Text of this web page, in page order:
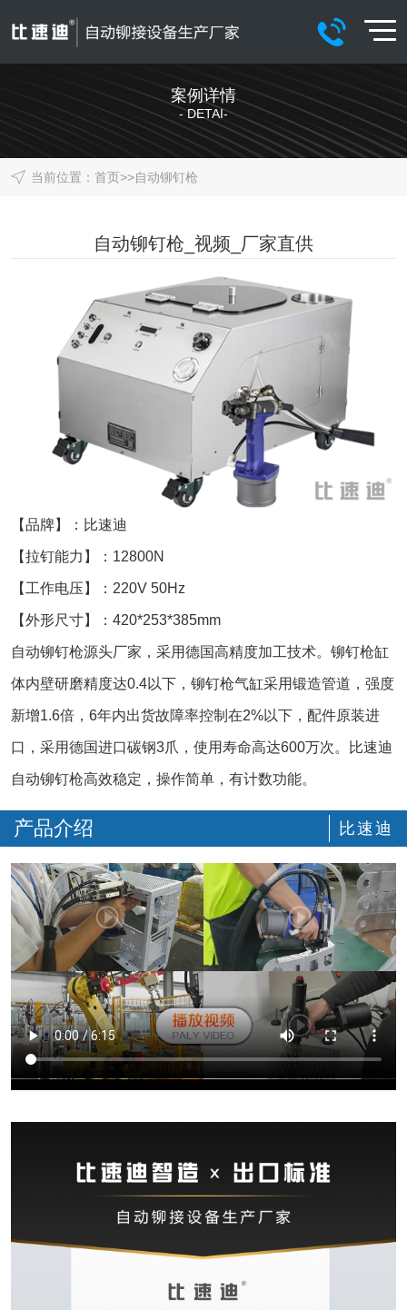
案例详情
- DETAI-
当前位置： 首页>>自动铆钉枪
自动铆钉枪_视频_厂家直供
【品牌】：比速迪
【拉钉能力】：12800N
【工作电压】：220V 50Hz
【外形尺寸】：420*253*385mm
自动铆钉枪源头厂家，采用德国高精度加工技术。铆钉枪缸
体内壁研磨精度达0.4以下，铆钉枪气缸采用锻造管道，强度
新增1.6倍，6年内出货故障率控制在2%以下，配件原装进
口，采用德国进口碳钢3爪，使用寿命高达600万次。比速迪
自动铆钉枪高效稳定，操作简单，有计数功能。
产品介绍 比速迪